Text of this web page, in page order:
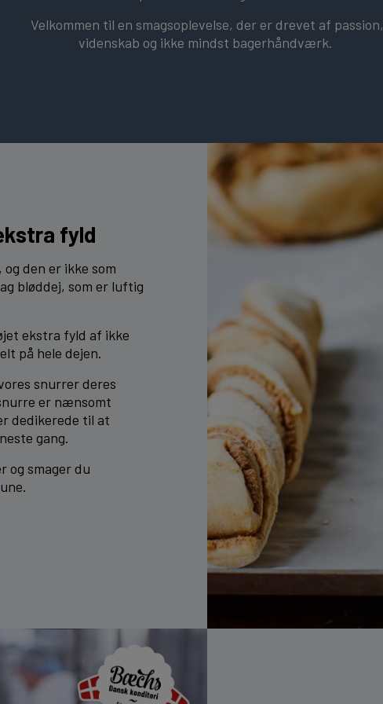
Velkommen til en smagsoplevelse, der er drevet af passion,
videnskab og ikke mindst bagerhåndværk.
fyld
den er ikke som
bløddej, som er luftig
ekstra fyld af ikke
på hele dejen.
snurrer deres
er nænsomt
dedikerede til at
gang.
og smager du